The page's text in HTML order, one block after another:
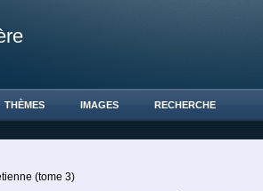
THÈMES IMAGES RECHERCHE
(tome 3)